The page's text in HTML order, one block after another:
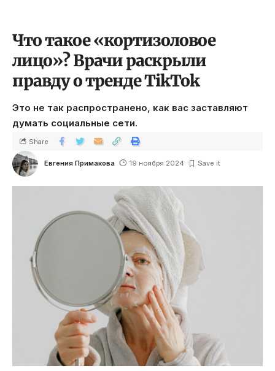
Что такое «кортизоловое
лицо»? Врачи раскрыли
правду о тренде TikTok
Это не так распространено, как вас заставляют
думать социальные сети.
Евгения Примакова 19 ноября 2024
Share